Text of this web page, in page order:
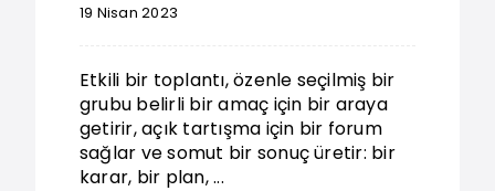
19 Nisan 2023
Etkili bir toplantı, özenle seçilmiş bir
grubu belirli bir amaç için bir araya
getirir, açık tartışma için bir forum
sağlar ve somut bir sonuç üretir: bir
karar, bir plan, ...